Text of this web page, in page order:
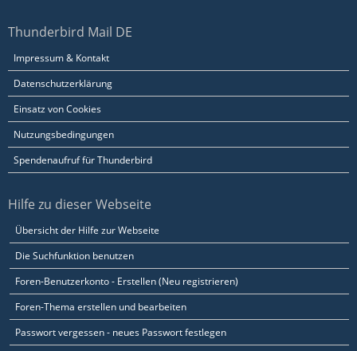
Thunderbird Mail DE
Impressum & Kontakt
Datenschutzerklärung
Einsatz von Cookies
Nutzungsbedingungen
Spendenaufruf für Thunderbird
Hilfe zu dieser Webseite
Übersicht der Hilfe zur Webseite
Die Suchfunktion benutzen
Foren-Benutzerkonto - Erstellen (Neu registrieren)
Foren-Thema erstellen und bearbeiten
Passwort vergessen - neues Passwort festlegen